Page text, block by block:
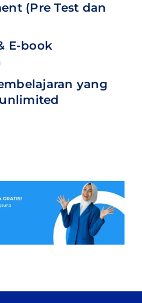
(Pre Test dan
E-book
yang